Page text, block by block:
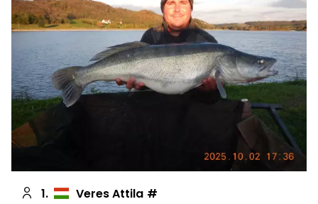
1.
Veres Attila